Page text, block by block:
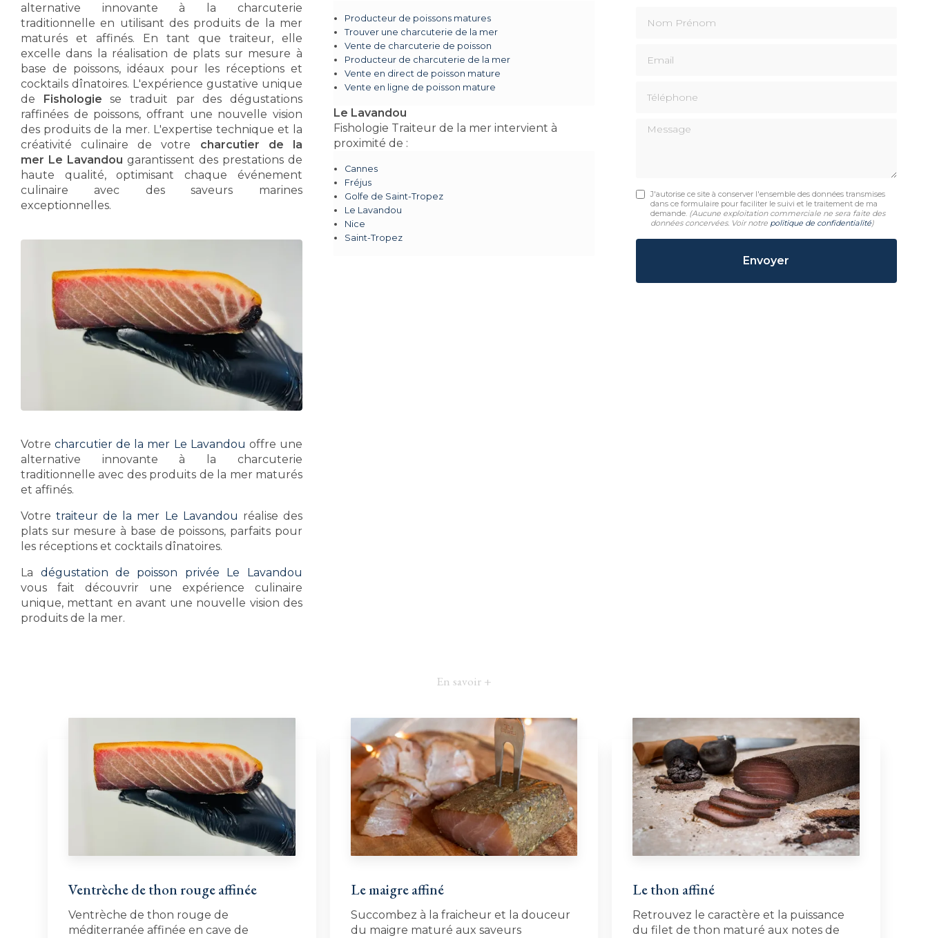
alternative innovante à la charcuterie
traditionnelle en utilisant des produits de la mer
maturés et affinés. En tant que traiteur, elle
excelle dans la réalisation de plats sur mesure à
base de poissons, idéaux pour les réceptions et
cocktails dînatoires. L'expérience gustative unique
de Fishologie se traduit par des dégustations
raffinées de poissons, offrant une nouvelle vision
des produits de la mer. L'expertise technique et la
créativité culinaire de votre charcutier de la
mer Le Lavandou garantissent des prestations de
haute qualité, optimisant chaque événement
culinaire avec des saveurs marines
exceptionnelles.
Votrecharcutier de la mer Le Lavandou offre une
alternative innovante à la charcuterie
traditionnelle avec des produits de la mer maturés
et affinés.
Votretraiteur de la mer Le Lavandou réalise des
plats sur mesure à base de poissons, parfaits pour
les réceptions et cocktails dînatoires.
La dégustation de poisson privée Le Lavandou
vous fait découvrir une expérience culinaire
unique, mettant en avant une nouvelle vision des
produits de la mer.
Producteur de poissons matures
Trouver une charcuterie de la mer
Vente de charcuterie de poisson
Producteur de charcuterie de la mer
Vente en direct de poisson mature
Vente en ligne de poisson mature
Le Lavandou
Fishologie Traiteur de la mer intervient à
proximité de :
Cannes
Fréjus
Golfe de Saint-Tropez
Le Lavandou
Nice
Saint-Tropez
Message
J'autorise ce site à conserver l'ensemble des données transmises
dans ce formulaire pour faciliter le suivi et le traitement de ma
demande. (Aucune exploitation commerciale ne sera faite des
données concervées. Voir notre politique de confidentialité)
En savoir +
Ventrèche de thon rouge affinée
Ventrèche de thon rouge de
méditerranée affinée en cave de
Le maigre affiné
Succombez à la fraicheur et la douceur
du maigre maturé aux saveurs
Le thon affiné
Retrouvez le caractère et la puissance
du filet de thon maturé aux notes de